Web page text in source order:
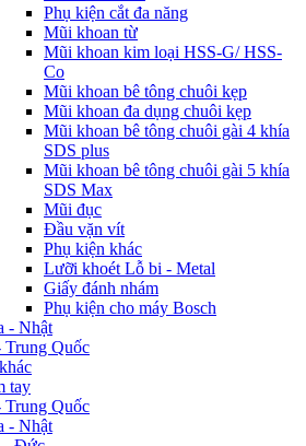
Phụ kiện cắt đa năng
Mũi khoan từ
Mũi khoan kim loại HSS-G/ HSS-
Co
Mũi khoan bê tông chuôi kẹp
Mũi khoan đa dụng chuôi kẹp
Mũi khoan bê tông chuôi gài 4 khía
SDS plus
Mũi khoan bê tông chuôi gài 5 khía
SDS Max
Mũi đục
Đầu vặn vít
Phụ kiện khác
Lưỡi khoét Lỗ bi - Metal
Giấy đánh nhám
Phụ kiện cho máy Bosch
- Nhật
Trung Quốc
tay
Trung Quốc
- Nhật